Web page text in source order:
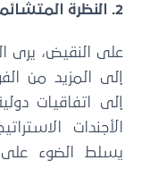
2. النظرة المتشائمة
على النقيض، يرى
إلى المزيد من
إلى اتفاقيات
الأجندات
يسلط الضوء على